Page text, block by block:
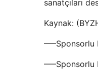
sanatçıları
Kaynak:
—–Sponsorlu
—–Sponsorlu